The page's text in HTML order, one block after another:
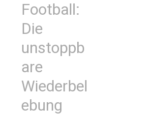
Football:
Die
unstoppb
are
Wiederbel
ebung